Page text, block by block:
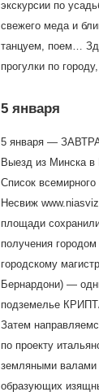
экскурсии по
свежего меда и
танцуем, поем…
прогулки по
5 января
5 января —
Выезд из Минска
Список
Несвиж
площади
получения
городскому
Бернардони) —
подземелье
Затем
по проекту
земляными валами
образующих